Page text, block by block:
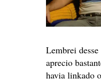
Lembrei
aprecio
havia linkado